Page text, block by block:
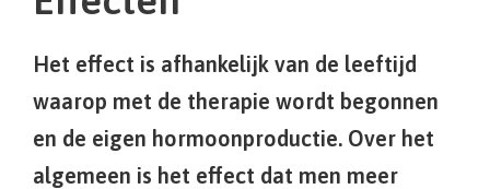
Het effect is afhankelijk van de leeftijd
waarop met de therapie wordt begonnen
en de eigen hormoonproductie. Over het
algemeen is het effect dat men meer